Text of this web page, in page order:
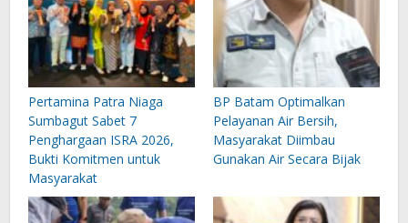
Pertamina Patra Niaga
Sumbagut Sabet 7
Penghargaan ISRA 2026,
Bukti Komitmen untuk
Masyarakat
BP Batam Optimalkan
Pelayanan Air Bersih,
Masyarakat Diimbau
Gunakan Air Secara Bijak